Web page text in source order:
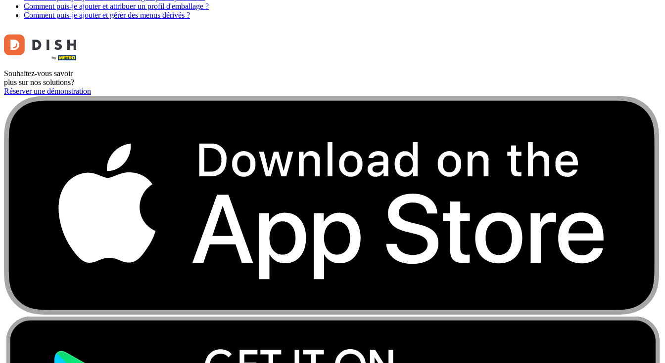
Comment puis-je ajouter et attribuer un profil d'emballage ?
Comment puis-je ajouter et gérer des menus dérivés ?
Souhaitez-vous savoir
plus sur nos solutions?
Réserver une démonstration